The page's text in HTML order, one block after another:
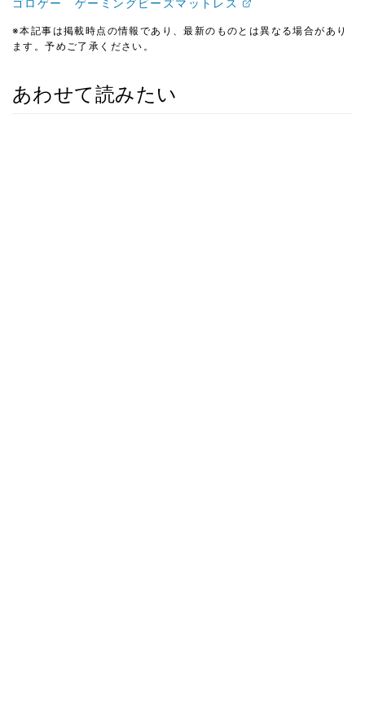
ゴロゲー ゲーミングビーズマットレス
※本記事は掲載時点の情報であり、最新のものとは異なる場合があり
ます。予めご了承ください。
あわせて読みたい